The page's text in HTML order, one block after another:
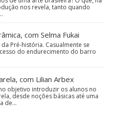
nos revela, tanto quando
com Selma Fukai
Pré-história. Casualmente se
do endurecimento do barro
com Lilian Arbex
objetivo introduzir os alunos no
desde noções básicas até uma
de…